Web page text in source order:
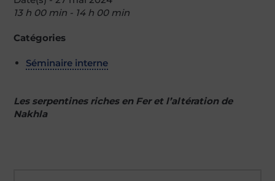
13 h 00 min - 14 h 00 min
Catégories
Séminaire interne
Les serpentines riches en Fer et l’altération de
Nakhla